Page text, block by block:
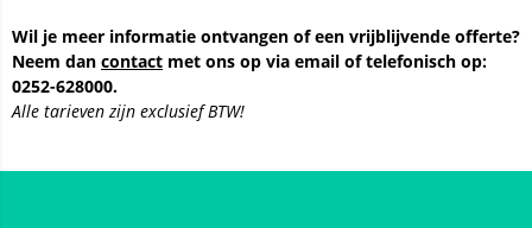
Wil je meer informatie ontvangen of een vrijblijvende offerte?
Neem dan contact met ons op via email of telefonisch op:
0252-628000.
Alle tarieven zijn exclusief BTW!